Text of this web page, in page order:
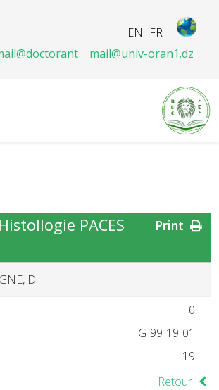
FR
EN
mail@univ-oran1.dz
PACES
D.
0
19-01-G-99
19
Retour